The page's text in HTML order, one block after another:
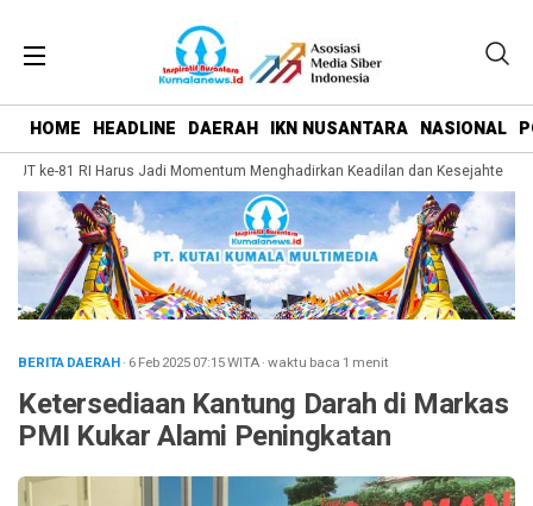
HOME HEADLINE DAERAH IKN NUSANTARA NASIONAL
ke-81 RI Harus Jadi Momentum Menghadirkan Keadilan dan Kesejahteraan
BERITA DAERAH· 6 Feb 202507:15WITA·waktu baca 1 menit
Ketersediaan Kantung Darah di Markas
PMI Kukar Alami Peningkatan